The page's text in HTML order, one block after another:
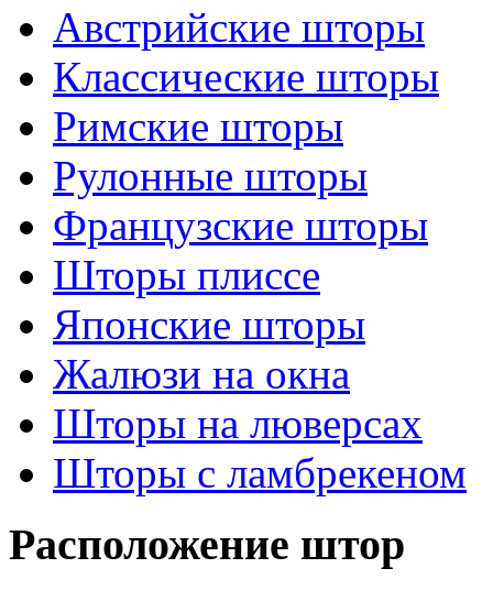
Австрийские шторы
Классические шторы
Римские шторы
Рулонные шторы
Французские шторы
Шторы плиссе
Японские шторы
Жалюзи на окна
Шторы на люверсах
Шторы с ламбрекеном
Расположение штор